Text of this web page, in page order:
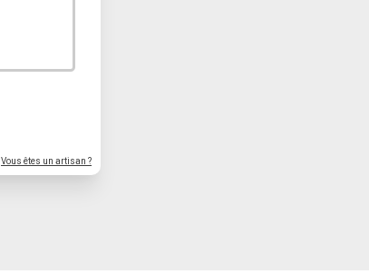
Vous êtes un artisan ?